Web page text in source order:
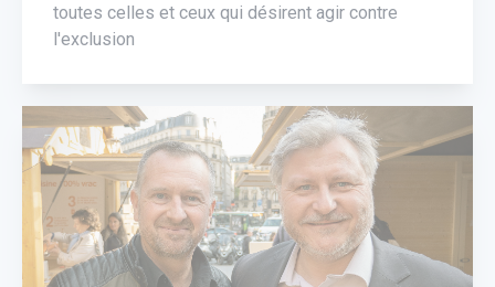
toutes celles et ceux qui désirent agir contre
l'exclusion